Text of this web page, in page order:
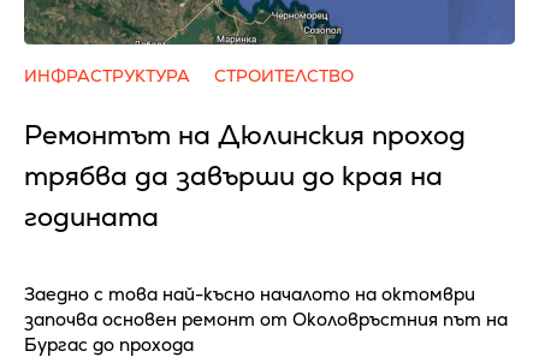
ИНФРАСТРУКТУРА СТРОИТЕЛСТВО
Ремонтът на Дюлинския проход
трябва да завърши до края на
годината
Заедно с това най-късно началото на октомври
започва основен ремонт от Околовръстния път на
Бургас до прохода